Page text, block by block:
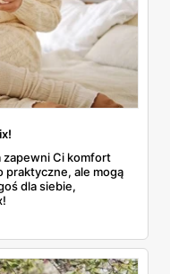
zapewni Ci komfort
praktyczne, ale mogą
dla siebie,